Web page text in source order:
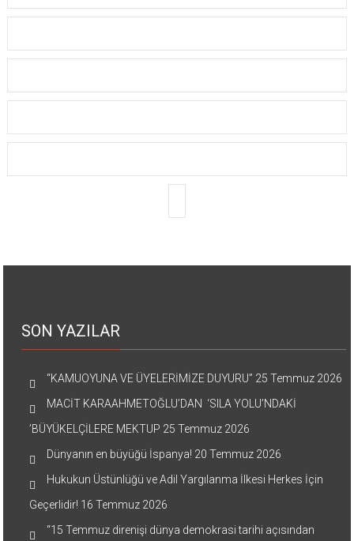
SON YAZILAR
“KAMUOYUNA VE ÜYELERİMİZE DUYURU” 25 Temmuz 2026
MACİT KARAAHMETOĞLU’DAN ‘SILA YOLU’NDAKİ
’BÜYÜKELÇİLERE MEKTUP 25 Temmuz 2026
Dünyanın en büyüğü İspanya! 20 Temmuz 2026
Hukukun Üstünlüğü ve Adil Yargılanma İlkesi Herkes İçin
Geçerlidir! 16 Temmuz 2026
“15 Temmuz direnişi dünya demokrasi tarihi açısından